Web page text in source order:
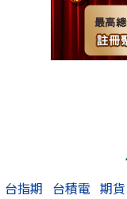
台指期 台積電 期貨